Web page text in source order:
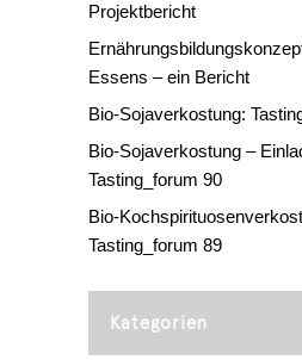
Projektbericht
Essens – ein Bericht
Bio-Sojaverkostung:
Bio-Sojaverkostung –
Tasting_forum 90
Bio-
Tasting_forum 89
Kategorien